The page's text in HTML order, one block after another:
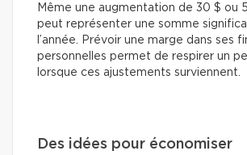
Même une augmentation de 30 $ ou
peut représenter une somme
l’année. Prévoir une marge dans ses
personnelles permet de respirer un
lorsque ces ajustements surviennent.
Des idées pour économiser